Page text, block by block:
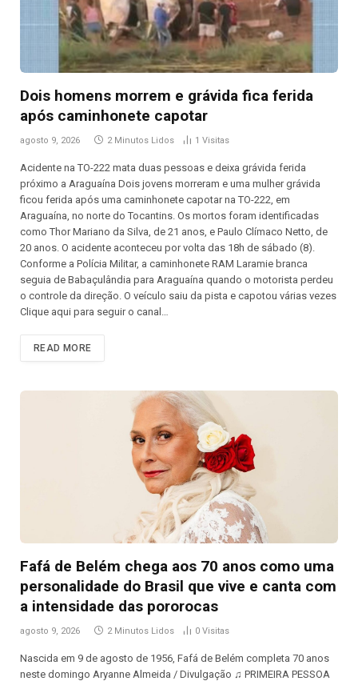
Dois homens morrem e grávida fica ferida
após caminhonete capotar
agosto 9, 2026 2 Minutos Lidos 1 Visitas
Acidente na TO-222 mata duas pessoas e deixa grávida ferida
próximo a Araguaína Dois jovens morreram e uma mulher grávida
ficou ferida após uma caminhonete capotar na TO-222, em
Araguaína, no norte do Tocantins. Os mortos foram identificadas
como Thor Mariano da Silva, de 21 anos, e Paulo Clímaco Netto, de
20 anos. O acidente aconteceu por volta das 18h de sábado (8).
Conforme a Polícia Militar, a caminhonete RAM Laramie branca
seguia de Babaçulândia para Araguaína quando o motorista perdeu
o controle da direção. O veículo saiu da pista e capotou várias vezes
Clique aqui para seguir o canal…
READ MORE
Fafá de Belém chega aos 70 anos como uma
personalidade do Brasil que vive e canta com
a intensidade das pororocas
agosto 9, 2026 2 Minutos Lidos 0 Visitas
Nascida em 9 de agosto de 1956, Fafá de Belém completa 70 anos
neste domingo Aryanne Almeida / Divulgação ♫ PRIMEIRA PESSOA